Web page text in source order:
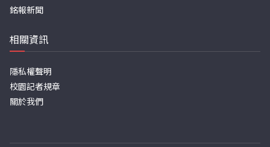
銘報新聞
相關資訊
隱私權聲明
校園記者規章
關於我們